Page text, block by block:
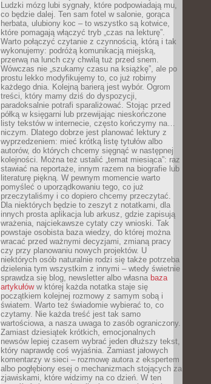
Ludzki mózg lubi sygnały, które podpowiadają mu,
co będzie dalej. Ten sam fotel w salonie, gorąca
herbata, ulubiony koc – to wszystko są kotwice,
które pomagają włączyć tryb „czas na lekturę”.
Warto połączyć czytanie z czynnością, którą i tak
wykonujemy: podróżą komunikacją miejską,
przerwą na lunch czy chwilą tuż przed snem.
Wówczas nie „szukamy czasu na książkę”, ale po
prostu lekko modyfikujemy to, co już robimy
każdego dnia. Kolejną barierą jest wybór. Ogrom
treści, który mamy dziś do dyspozycji,
paradoksalnie potrafi sparaliżować. Stojąc przed
półką w księgarni lub przewijając nieskończone
listy tekstów w internecie, często kończymy na…
niczym. Dlatego dobrze jest planować lektury z
wyprzedzeniem: mieć krótką listę tytułów albo
autorów, do których chcemy sięgnąć w następnej
kolejności. Można też ustalić „temat miesiąca”: raz
stawiać na reportaże, innym razem na biografie lub
literaturę piękną. W pewnym momencie warto
pomyśleć o uporządkowaniu tego, co już
przeczytaliśmy i co dopiero chcemy przeczytać.
Dla niektórych będzie to zeszyt z notatkami, dla
innych prosta aplikacja lub arkusz, gdzie zapisują
wrażenia, najciekawsze cytaty czy wnioski. Tak
powstaje osobista baza wiedzy, do której można
wracać przed ważnymi decyzjami, zmianą pracy
czy przy planowaniu nowych projektów. U
niektórych osób naturalnie rodzi się także potrzeba
dzielenia tym wszystkim z innymi – wtedy świetnie
sprawdza się blog, newsletter albo własna baza
artykułóww której każda notatka staje się
początkiem kolejnej rozmowy z samym sobą i
światem. Warto też świadomie wybierać to, co
czytamy. Nie każda treść jest tak samo
wartościowa, a nasza uwaga to zasób ograniczony.
Zamiast dziesiątek krótkich, emocjonalnych
newsów lepiej czasem wybrać jeden dłuższy tekst,
który naprawdę coś wyjaśnia. Zamiast jałowych
komentarzy w sieci – rozmowę autora z ekspertem
albo pogłębiony esej o mechanizmach stojących za
zjawiskami, które widzimy na co dzień. W ten